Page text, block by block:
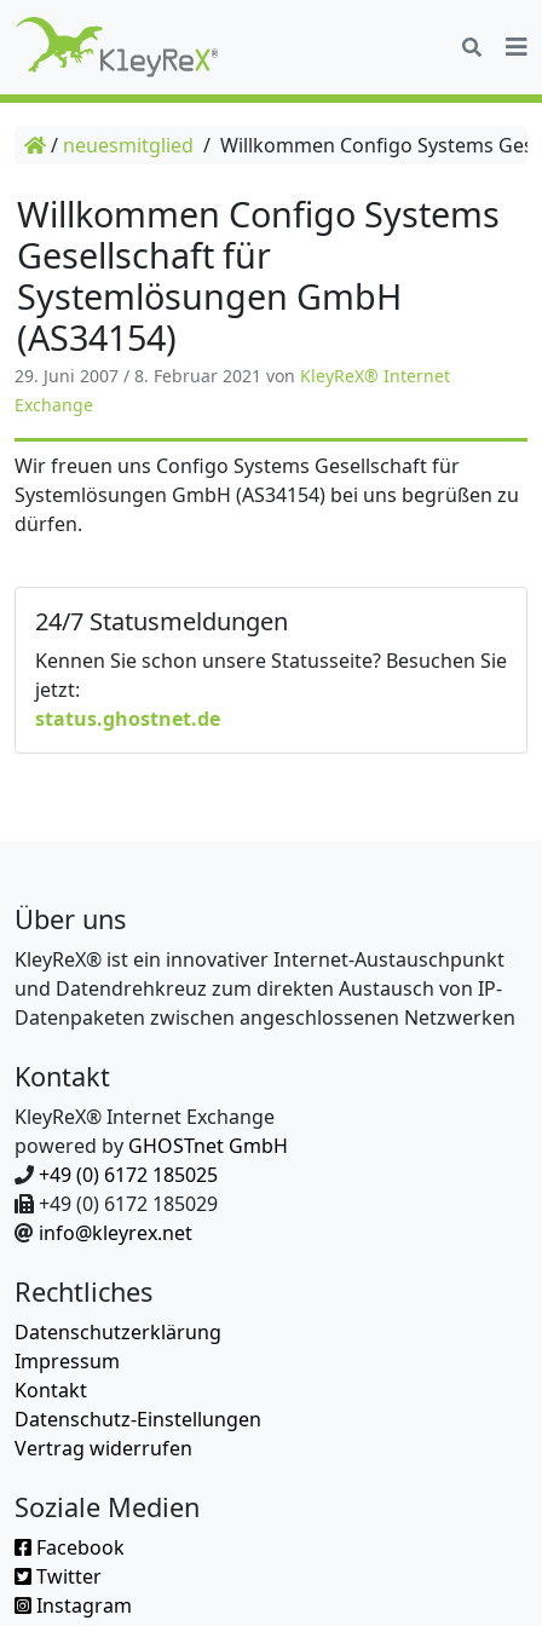
/ neuesmitglied / Willkommen Configo Systems
Willkommen Configo Systems
Gesellschaft für
Systemlösungen GmbH
(AS34154)
29. Juni 2007 / 8. Februar 2021 von KleyReX® Internet
Exchange
Wir freuen uns Configo Systems Gesellschaft für
Systemlösungen GmbH (AS34154) bei uns begrüßen zu
dürfen.
24/7 Statusmeldungen
Kennen Sie schon unsere Statusseite? Besuchen Sie
jetzt:
status.ghostnet.de
Über uns
KleyReX® ist ein innovativer Internet-Austauschpunkt
und Datendrehkreuz zum direkten Austausch von IP-
Datenpaketen zwischen angeschlossenen Netzwerken
Kontakt
KleyReX® Internet Exchange
powered by GHOSTnet GmbH
+49 (0) 6172 185025
+49 (0) 6172 185029
info@kleyrex.net
Rechtliches
Datenschutzerklärung
Impressum
Kontakt
Datenschutz-Einstellungen
Vertrag widerrufen
Soziale Medien
Facebook
Twitter
Instagram